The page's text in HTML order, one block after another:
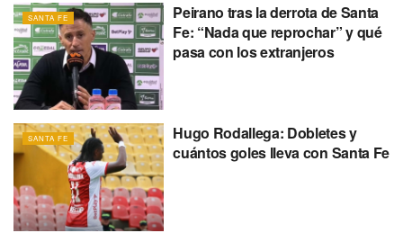
SANTA FE
Peirano tras la derrota de Santa
Fe: “Nada que reprochar” y qué
pasa con los extranjeros
SANTA FE
Hugo Rodallega: Dobletes y
cuántos goles lleva con Santa Fe